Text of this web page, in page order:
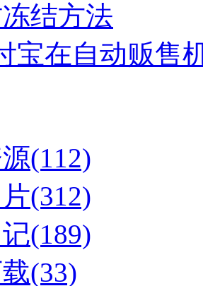
结方法
宝在自动贩售
(112)
(312)
(189)
(33)